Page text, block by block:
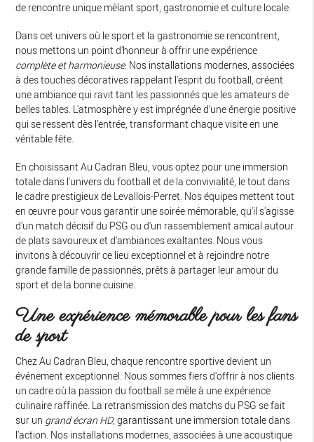
de rencontre unique mêlant sport, gastronomie et culture locale.
Dans cet univers où le sport et la gastronomie se rencontrent,
nous mettons un point d'honneur à offrir une expérience
complète et harmonieuse. Nos installations modernes, associées
à des touches décoratives rappelant l'esprit du football, créent
une ambiance qui ravit tant les passionnés que les amateurs de
belles tables. L'atmosphère y est imprégnée d'une énergie positive
qui se ressent dès l'entrée, transformant chaque visite en une
véritable fête.
En choisissant Au Cadran Bleu, vous optez pour une immersion
totale dans l'univers du football et de la convivialité, le tout dans
le cadre prestigieux de Levallois-Perret. Nos équipes mettent tout
en œuvre pour vous garantir une soirée mémorable, qu'il s'agisse
d'un match décisif du PSG ou d'un rassemblement amical autour
de plats savoureux et d'ambiances exaltantes. Nous vous
invitons à découvrir ce lieu exceptionnel et à rejoindre notre
grande famille de passionnés, prêts à partager leur amour du
sport et de la bonne cuisine.
Une expérience mémorable pour les fans
de sport
Chez Au Cadran Bleu, chaque rencontre sportive devient un
événement exceptionnel. Nous sommes fiers d'offrir à nos clients
un cadre où la passion du football se mêle à une expérience
culinaire raffinée. La retransmission des matchs du PSG se fait
sur un grand écran HD, garantissant une immersion totale dans
l'action. Nos installations modernes, associées à une acoustique